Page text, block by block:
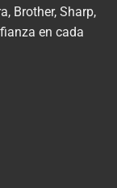
Brother, Sharp,
en cada